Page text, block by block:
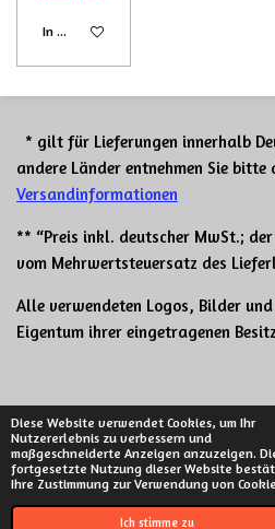
Diese Website verwendet Cookies, um Ihr
Nutzererlebnis zu verbessern und
maßgeschneiderte Anzeigen anzuzeigen.
fortgesetzte Nutzung dieser Website
Ihre Zustimmung zur Verwendung von
Ich stimme zu
In den Warenkorb
* gilt für Lieferungen innerhalb
andere Länder entnehmen Sie
Versandinformationen
** “Preis inkl. deutscher MwSt.;
vom Mehrwertsteuersatz des
Alle verwendeten Logos, Bilder
Eigentum ihrer eingetragenen
© 2021 - 2026 Redneck Motors
Mit Unterstützung vonWebador
Telefon